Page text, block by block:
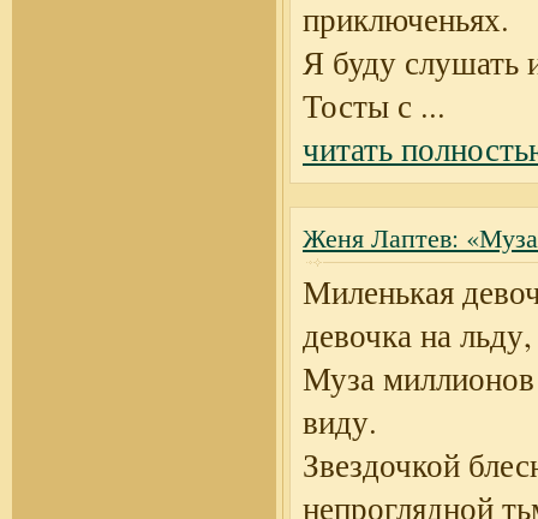
приключеньях.
Я буду слушать
Тосты с ...
читать
Женя Лаптев:
Миленькая
девочка на льду,
Муза
виду.
Звездочкой
непроглядной